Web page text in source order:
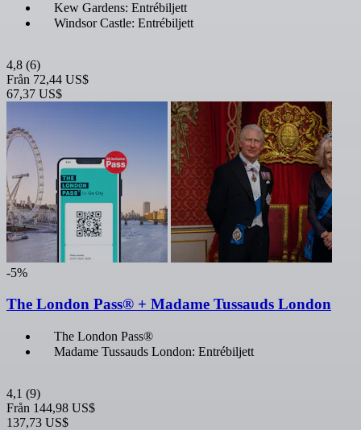
Kew Gardens: Entrébiljett
Windsor Castle: Entrébiljett
4,8 (6)
Från 72,44 US$
67,37 US$
-5%
The London Pass® + Madame Tussauds London
The London Pass®
Madame Tussauds London: Entrébiljett
4,1 (9)
Från 144,98 US$
137,73 US$